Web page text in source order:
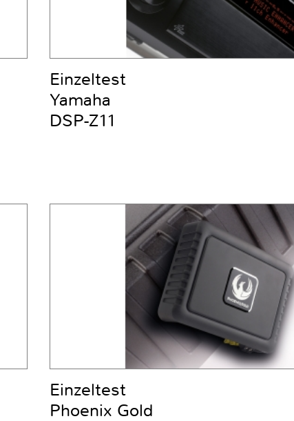
Einzeltest
Yamaha
DSP-Z11
Einzeltest
Phoenix Gold